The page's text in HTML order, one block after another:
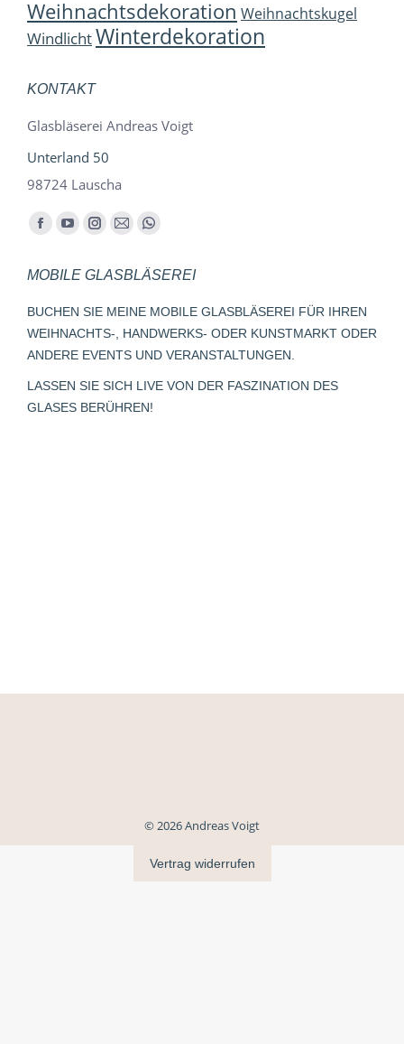
Weihnachtsdekoration Weihnachtskugel
WindlichtWinterdekoration
KONTAKT
Glasbläserei Andreas Voigt
Unterland 50
98724 Lauscha
Finden Sie uns auf:
Facebook
opens
in
new
window
YouTube
opens
in
new
window
Instagram
opens
in
new
window
E-
page
opens
in
new
Whatsapp
opens
in
new
window
MOBILE GLASBLÄSEREI
BUCHEN SIE MEINE MOBILE GLASBLÄSEREI FÜR IHREN
WEIHNACHTS-, HANDWERKS- ODER KUNSTMARKT ODER
ANDERE EVENTS UND VERANSTALTUNGEN.
LASSEN SIE SICH LIVE VON DER FASZINATION DES
GLASES BERÜHREN!
© 2026 Andreas Voigt
Vertrag widerrufen